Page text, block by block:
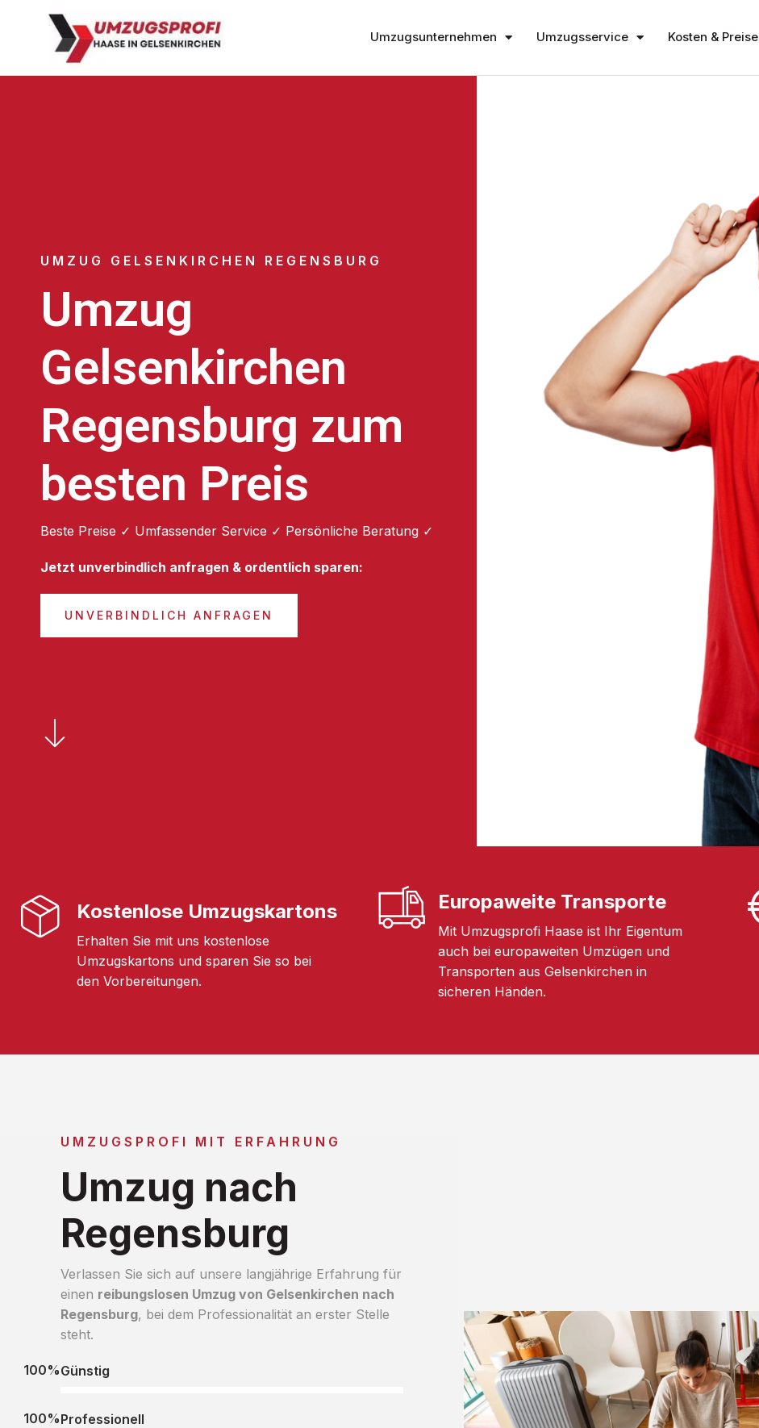
Umzugsunternehmen Umzugsservice Kosten & Preise
UMZUG GELSENKIRCHEN REGENSBURG
Umzug
Gelsenkirchen
Regensburg zum
besten Preis
Beste Preise ✓ Umfassender Service ✓ Persönliche Beratung ✓
Jetzt unverbindlich anfragen & ordentlich sparen:
UNVERBINDLICH ANFRAGEN
Kostenlose Umzugskartons
Erhalten Sie mit uns kostenlose
Umzugskartons und sparen Sie so bei
den Vorbereitungen.
Europaweite Transporte
Mit Umzugsprofi Haase ist Ihr Eigentum
auch bei europaweiten Umzügen und
Transporten aus Gelsenkirchen in
sicheren Händen.
UMZUGSPROFI MIT ERFAHRUNG
Umzug nach
Regensburg
Verlassen Sie sich auf unsere langjährige Erfahrung für
einen reibungslosen Umzug von Gelsenkirchen nach
Regensburg, bei dem Professionalität an erster Stelle
steht.
Günstig
100%
Professionell
100%